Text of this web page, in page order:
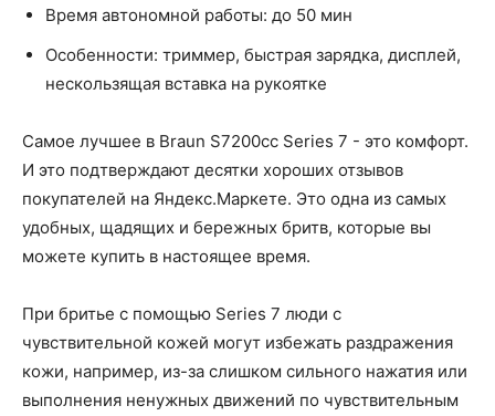
Время автономной работы: до 50 мин
Особенности: триммер, быстрая зарядка, дисплей,
нескользящая вставка на рукоятке
Самое лучшее в Braun S7200cc Series 7 - это комфорт.
И это подтверждают десятки хороших отзывов
покупателей на Яндекс.Маркете. Это одна из самых
удобных, щадящих и бережных бритв, которые вы
можете купить в настоящее время.
При бритье с помощью Series 7 люди с
чувствительной кожей могут избежать раздражения
кожи, например, из-за слишком сильного нажатия или
выполнения ненужных движений по чувствительным